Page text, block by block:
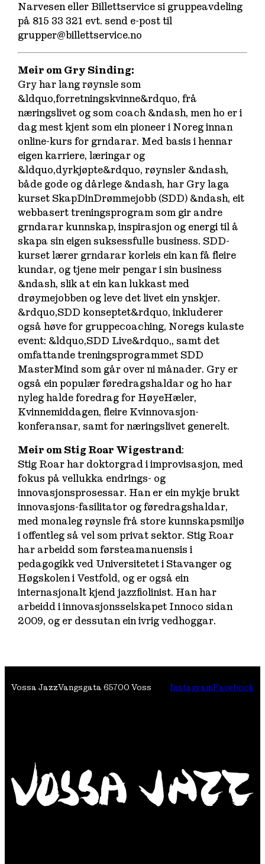
Narvesen eller Billettservice si gruppeavdeling
på 815 33 321 evt. send e-post til
grupper@billettservice.no
Meir om Gry Sinding:
Gry har lang røynsle som
&ldquo,forretningskvinne&rdquo, frå
næringslivet og som coach &ndash, men ho er i
dag mest kjent som ein pioneer i Noreg innan
online-kurs for grndarar. Med basis i hennar
eigen karriere, læringar og
&ldquo,dyrkjøpte&rdquo, røynsler &ndash,
både gode og dårlege &ndash, har Gry laga
kurset SkapDinDrømmejobb (SDD) &ndash, eit
webbasert treningsprogram som gir andre
grndarar kunnskap, inspirasjon og energi til å
skapa sin eigen suksessfulle business. SDD-
kurset lærer grndarar korleis ein kan få fleire
kundar, og tjene meir pengar i sin business
&ndash, slik at ein kan lukkast med
drøymejobben og leve det livet ein ynskjer.
&rdquo,SDD konseptet&rdquo, inkluderer
også høve for gruppecoaching, Noregs kulaste
event: &ldquo,SDD Live&rdquo,, samt det
omfattande treningsprogrammet SDD
MasterMind som går over ni månader. Gry er
også ein populær føredragshaldar og ho har
nyleg halde foredrag for HøyeHæler,
Kvinnemiddagen, fleire Kvinnovasjon-
konferansar, samt for næringslivet generelt.
Meir om Stig Roar Wigestrand:
Stig Roar har doktorgrad i improvisasjon, med
fokus på vellukka endrings- og
innovasjonsprosessar. Han er ein mykje brukt
innovasjons-fasilitator og føredragshaldar,
med monaleg røynsle frå store kunnskapsmiljø
i offentleg så vel som privat sektor. Stig Roar
har arbeidd som førsteamanuensis i
pedagogikk ved Universitetet i Stavanger og
Høgskolen i Vestfold, og er også ein
internasjonalt kjend jazzfiolinist. Han har
arbeidd i innovasjonsselskapet Innoco sidan
2009, og er dessutan ein ivrig vedhoggar.
Vossa JazzVangsgata 65700 Voss InstagramFacebook